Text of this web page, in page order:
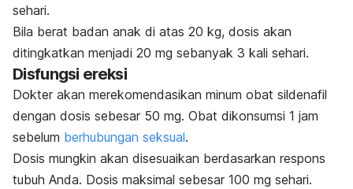
sehari.
Bila berat badan anak di atas 20 kg, dosis akan
ditingkatkan menjadi 20 mg sebanyak 3 kali sehari.
Disfungsi ereksi
Dokter akan merekomendasikan minum obat sildenafil
dengan dosis sebesar 50 mg. Obat dikonsumsi 1 jam
sebelum berhubungan seksual.
Dosis mungkin akan disesuaikan berdasarkan respons
tubuh Anda. Dosis maksimal sebesar 100 mg sehari.